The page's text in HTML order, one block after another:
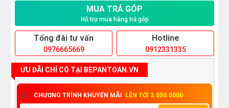
MUA TRẢ GÓP
Hỗ trợ mua hàng trả góp
Tổng đài tư vấn
0976665669
Hotline
0912331335
ƯU ĐÃI CHỈ CÓ TẠI BEPANTOAN.VN
CHƯƠNG TRÌNH KHUYẾN MÃI LÊN TỚI 3.050.000Đ